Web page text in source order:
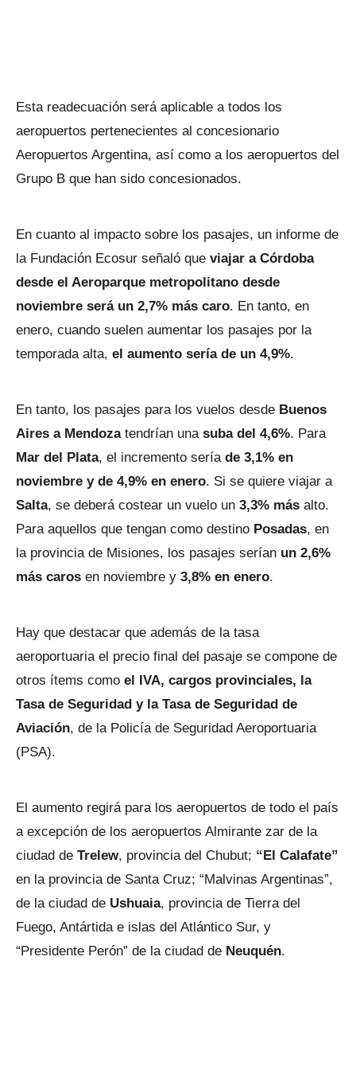
Esta readecuación será aplicable a todos los
aeropuertos pertenecientes al concesionario
Aeropuertos Argentina, así como a los aeropuertos del
Grupo B que han sido concesionados.
En cuanto al impacto sobre los pasajes, un informe de
la Fundación Ecosur señaló que viajar a Córdoba
desde el Aeroparque metropolitano desde
noviembre será un 2,7% más caro. En tanto, en
enero, cuando suelen aumentar los pasajes por la
temporada alta, el aumento sería de un 4,9%.
En tanto, los pasajes para los vuelos desde Buenos
Aires a Mendozatendrían una suba del 4,6%. Para
Mar del Plata, el incremento sería de 3,1% en
noviembre y de 4,9% en enero. Si se quiere viajar a
Salta, se deberá costear un vuelo un 3,3% más alto.
Para aquellos que tengan como destino Posadas, en
la provincia de Misiones, los pasajes serían un 2,6%
más caros en noviembre y 3,8% en enero.
Hay que destacar que además de la tasa
aeroportuaria el precio final del pasaje se compone de
otros ítems como el IVA, cargos provinciales, la
Tasa de Seguridad y la Tasa de Seguridad de
Aviación, de la Policía de Seguridad Aeroportuaria
(PSA).
El aumento regirá para los aeropuertos de todo el país
a excepción de los aeropuertos Almirante zar de la
ciudad de Trelew, provincia del Chubut; “El Calafate”
en la provincia de Santa Cruz; “Malvinas Argentinas”,
de la ciudad de Ushuaia, provincia de Tierra del
Fuego, Antártida e islas del Atlántico Sur, y
“Presidente Perón” de la ciudad de Neuquén.